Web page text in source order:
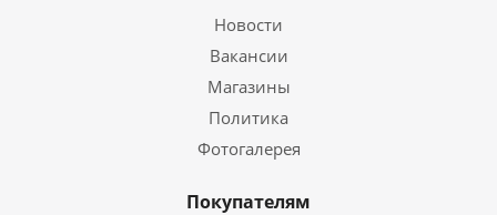
Новости
Вакансии
Магазины
Политика
Фотогалерея
Покупателям